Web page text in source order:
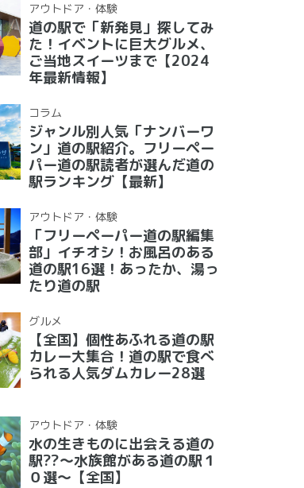
アウトドア・体験
道の駅で「新発見」探してみ
た！イベントに巨大グルメ、
ご当地スイーツまで【2024
年最新情報】
コラム
ジャンル別人気「ナンバーワ
ン」道の駅紹介。フリーペー
パー道の駅読者が選んだ道の
駅ランキング【最新】
アウトドア・体験
「フリーペーパー道の駅編集
部」イチオシ！お風呂のある
道の駅16選！あったか、湯っ
たり道の駅
グルメ
【全国】個性あふれる道の駅
カレー大集合！道の駅で食べ
られる人気ダムカレー28選
アウトドア・体験
水の生きものに出会える道の
駅??〜水族館がある道の駅１
０選〜【全国】